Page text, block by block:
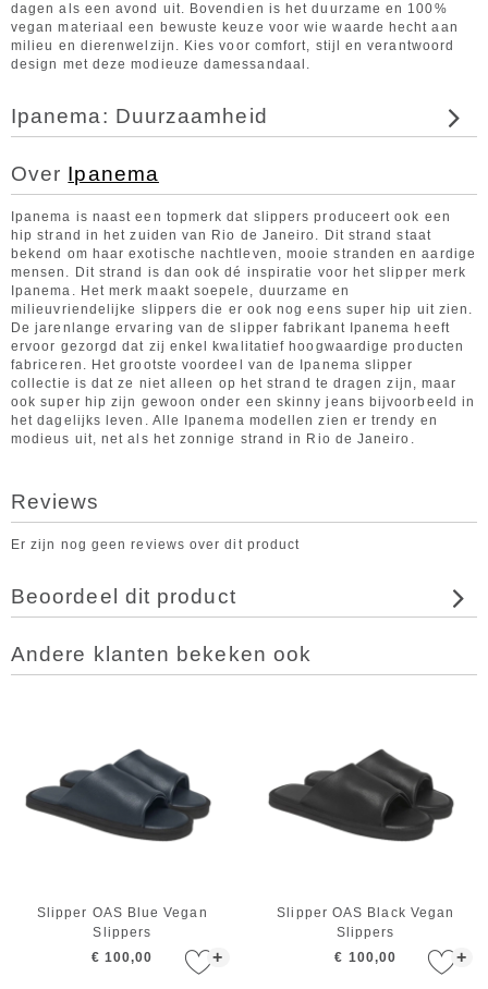
dagen als een avond uit. Bovendien is het duurzame en 100%
vegan materiaal een bewuste keuze voor wie waarde hecht aan
milieu en dierenwelzijn. Kies voor comfort, stijl en verantwoord
design met deze modieuze damessandaal.
Ipanema: Duurzaamheid
Over Ipanema
Ipanema is naast een topmerk dat slippers produceert ook een
hip strand in het zuiden van Rio de Janeiro. Dit strand staat
bekend om haar exotische nachtleven, mooie stranden en aardige
mensen. Dit strand is dan ook dé inspiratie voor het slipper merk
Ipanema. Het merk maakt soepele, duurzame en
milieuvriendelijke slippers die er ook nog eens super hip uit zien.
De jarenlange ervaring van de slipper fabrikant Ipanema heeft
ervoor gezorgd dat zij enkel kwalitatief hoogwaardige producten
fabriceren. Het grootste voordeel van de Ipanema slipper
collectie is dat ze niet alleen op het strand te dragen zijn, maar
ook super hip zijn gewoon onder een skinny jeans bijvoorbeeld in
het dagelijks leven. Alle Ipanema modellen zien er trendy en
modieus uit, net als het zonnige strand in Rio de Janeiro.
Reviews
Er zijn nog geen reviews over dit product
Beoordeel dit product
Andere klanten bekeken ook
+
Slipper OAS Blue Vegan
Slippers
€ 100,00
+
Slipper OAS Black Vegan
Slippers
€ 100,00